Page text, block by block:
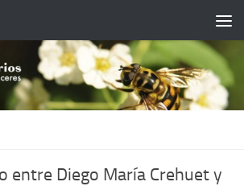
entre Diego María Crehuet y